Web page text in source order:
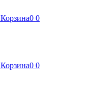
Корзина0 0
Корзина0 0